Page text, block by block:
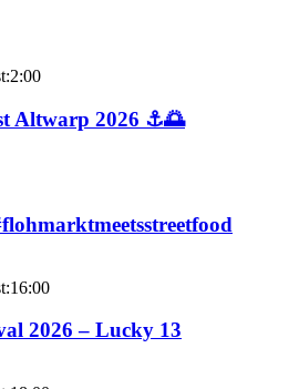
Altwarp 2026 ⚓🌅
2026 – Lucky 13